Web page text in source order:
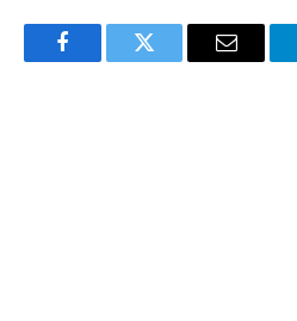
FacebookTwitter Email